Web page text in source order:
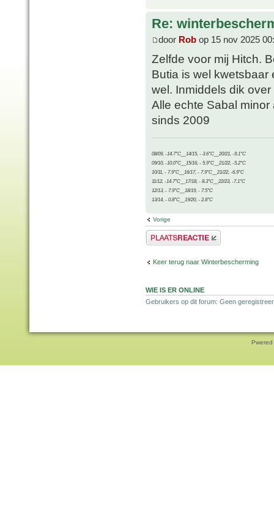
Re:
door Rob op 15 nov 2025
Zelfde voor mij Hitch.
Butia is wel kwetsbaar
wel. Inmiddels dik
Alle echte Sabal
sinds 2009
08/09, -14.7°C__14/15, - 3.6°C__20/21, -9.1°C
09/10, -10.0°C__15/16, - 5.9°C__21/22, -5.2°C
10/11, - 7.9°C__16/17, - 7.9°C__21/22, -6.9°C
11/12, -14.7°C__17/18, - 8.3°C__22/23, -7.1°C
12/13, - 7.9°C__18/19, - 7.5°C
13/14, - 0.8°C__19/20, - 2.8°C
Vorige
Plaats een reactie
Keer terug naar Winterbescherming
WIE IS ER ONLINE
Gebruikers op dit forum: Geen